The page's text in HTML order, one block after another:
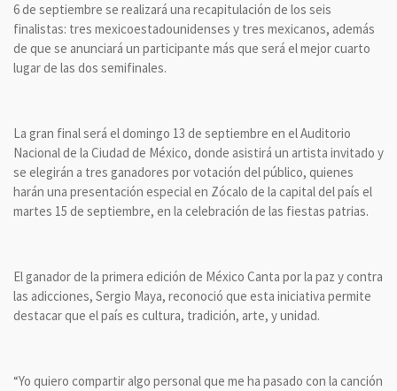
6 de septiembre se realizará una recapitulación de los seis
finalistas: tres mexicoestadounidenses y tres mexicanos, además
de que se anunciará un participante más que será el mejor cuarto
lugar de las dos semifinales.
La gran final será el domingo 13 de septiembre en el Auditorio
Nacional de la Ciudad de México, donde asistirá un artista invitado y
se elegirán a tres ganadores por votación del público, quienes
harán una presentación especial en Zócalo de la capital del país el
martes 15 de septiembre, en la celebración de las fiestas patrias.
El ganador de la primera edición de México Canta por la paz y contra
las adicciones, Sergio Maya, reconoció que esta iniciativa permite
destacar que el país es cultura, tradición, arte, y unidad.
“Yo quiero compartir algo personal que me ha pasado con la canción